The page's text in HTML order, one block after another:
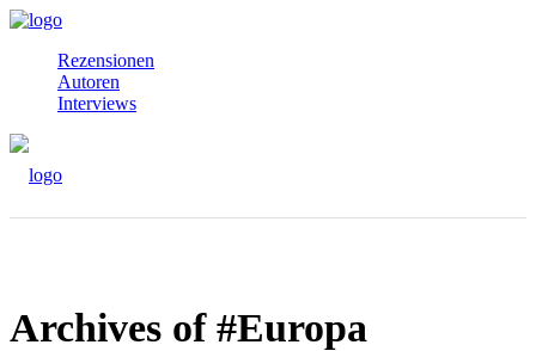
Rezensionen
Autoren
Interviews
Archives of #Europa